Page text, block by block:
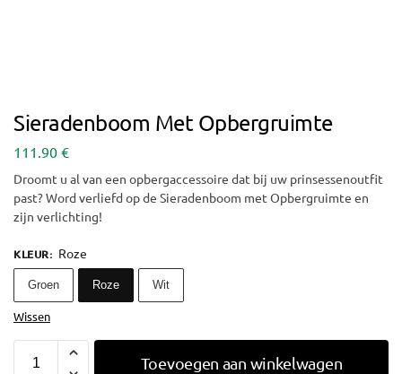
Sieradenboom Met Opbergruimte
111.90 €
Droomt u al van een opbergaccessoire dat bij uw prinsessenoutfit
past? Word verliefd op de Sieradenboom met Opbergruimte en
zijn verlichting!
KLEUR: Roze
Groen Roze Wit
Wissen
Toevoegen aan winkelwagen